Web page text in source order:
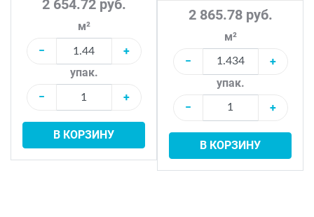
2 654.72 руб.
м²
−
+
упак.
−
+
В КОРЗИНУ
2 865.78 руб.
м²
−
+
упак.
−
+
В КОРЗИНУ